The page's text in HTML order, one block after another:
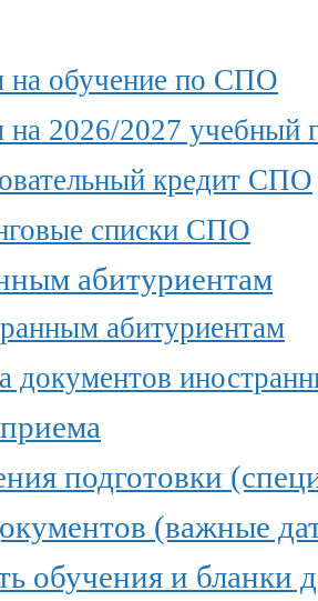
на обучение по СПО
2026/2027 учебный
кредит СПО
списки СПО
абитуриентам
абитуриентам
документов
подготовки
(важные
обучения и бланки